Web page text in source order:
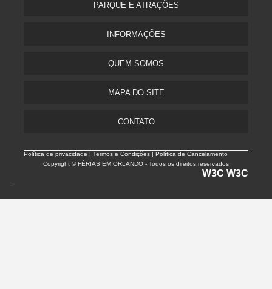
PARQUE E ATRAÇÕES
INFORMAÇÕES
QUEM SOMOS
MAPA DO SITE
CONTATO
Política de privacidade |Termos e Condições | Política de Cancelamento
Copyright © FÉRIAS EM ORLANDO - Todos os direitos reservados
W3C W3C